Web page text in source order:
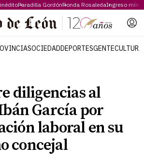
Paradilla GordónRonda RosaledaIngreso
SOCIEDADDEPORTESGENTECULTURA
diligencias al
García por
laboral en su
concejal